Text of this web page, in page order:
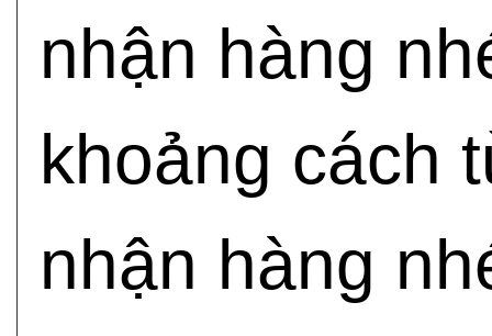
nhận hàng
khoảng cách
nhận hàng